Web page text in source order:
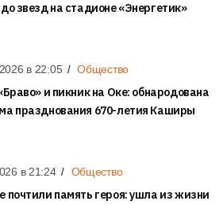
звезд на стадионе «Энергетик»
в 22:05 Общество
и пикник на Оке: обнародована
празднования 670-летия Каширы
в21:24 Общество
почтили память героя: ушла из жизни